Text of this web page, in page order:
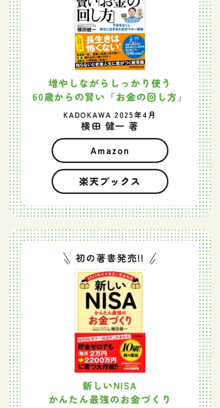
増やしながらしっかり使う
60歳からの賢い「お金の回し方」
KADOKAWA 2025年4月
横田 健一 著
Amazon
楽天ブックス
初の著書発売!!
新しいNISA
かんたん最強のお金づくり